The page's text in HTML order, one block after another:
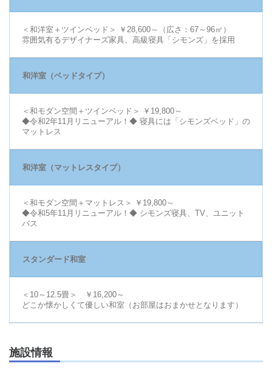
＜和洋室＋ツインベッド＞ ￥28,600～（広さ：67～96㎡）
雰囲気有るデザイナーズ家具、高級寝具「シモンズ」を採用
和洋室（ベッドタイプ）
＜和モダン空間＋ツインベッド＞ ￥19,800～
◆令和2年11月リニューアル！◆ 寝具には「シモンズベッド」の
マットレス
和洋室（マットレスタイプ）
＜和モダン空間＋マットレス＞ ￥19,800～
◆令和5年11月リニューアル！◆ シモンズ寝具、TV、ユニット
バス
スタンダード和室
＜10～12.5畳＞ ￥16,200～
どこか懐かしくて優しい和室（お部屋はおまかせとなります）
施設情報